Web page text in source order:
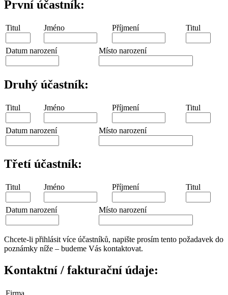
První účastník:
Titul Jméno Příjmení Titul
Datum narození Místo narození
Druhý účastník:
Titul Jméno Příjmení Titul
Datum narození Místo narození
Třetí účastník:
Titul Jméno Příjmení Titul
Datum narození Místo narození
Chcete-li přihlásit více účastníků, napište prosím tento požadavek do
poznámky níže – budeme Vás kontaktovat.
Kontaktní / fakturační údaje: